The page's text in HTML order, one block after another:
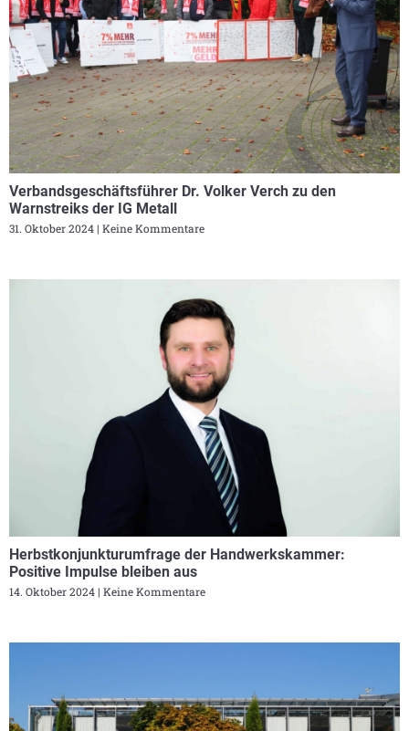
Verbandsgeschäftsführer Dr. Volker Verch zu den
Warnstreiks der IG Metall
31. Oktober 2024 Keine Kommentare
Herbstkonjunkturumfrage der Handwerkskammer:
Positive Impulse bleiben aus
14. Oktober 2024 Keine Kommentare